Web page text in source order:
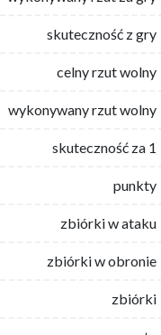
skuteczność z gry
celny rzut wolny
wykonywany rzut wolny
skuteczność za 1
punkty
zbiórki w ataku
zbiórki w obronie
zbiórki
skuteczność z gry
celny rzut wolny
wykonywany rzut wolny
skuteczność za 1
punkty
zbiórki w ataku
zbiórki w obronie
zbiórki